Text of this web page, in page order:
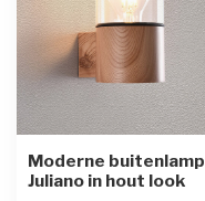
Moderne buitenlamp
Juliano in hout look